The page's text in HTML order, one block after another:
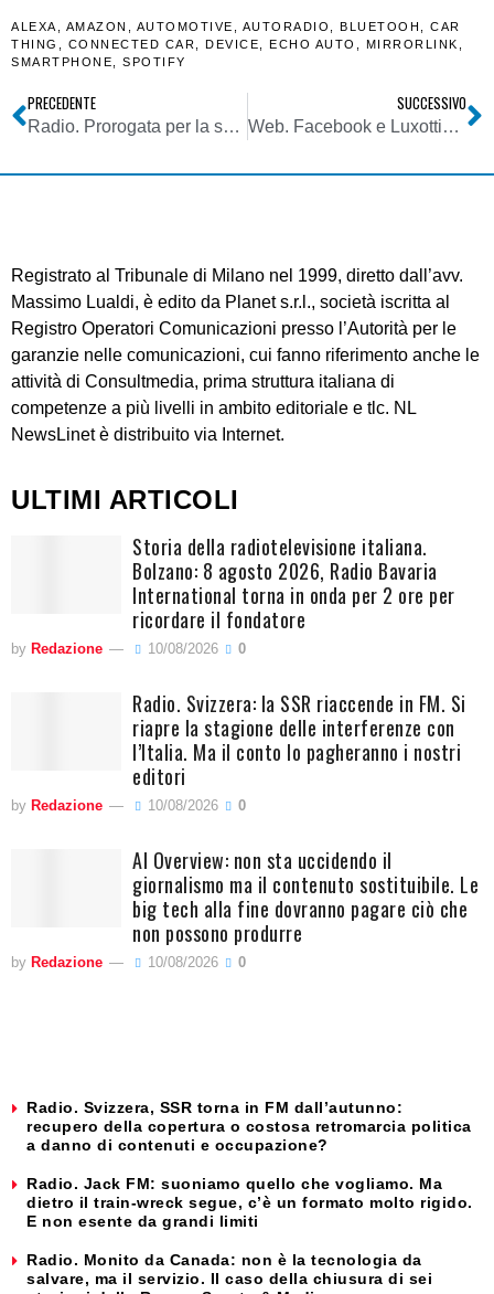
ALEXA AMAZON AUTOMOTIVE AUTORADIO BLUETOOH
CAR
THING
CONNECTED CAR DEVICE ECHO AUTO MIRRORLINK
SMARTPHONE
SPOTIFY
PRECEDENTE
Radio. Prorogata per la seconda volta l’apertura delle offerte per la trasmissione in FM dei lavori parlamentari. Appuntamento al 11/10/2021
SUCCESSIVO
Web. Facebook e Luxottica lanciano i quasi smart glass Ray-Ban Stories. Un primo passo verso la costruzione del Metaverse?
Registrato al Tribunale di Milano nel 1999, diretto dall’avv.
Massimo Lualdi, è edito da Planet s.r.l., società iscritta al
Registro Operatori Comunicazioni presso l’Autorità per le
garanzie nelle comunicazioni, cui fanno riferimento anche le
attività di Consultmedia, prima struttura italiana di
competenze a più livelli in ambito editoriale e tlc. NL
NewsLinet è distribuito via Internet.
ULTIMI ARTICOLI
Storia della radiotelevisione italiana.
Bolzano: 8 agosto 2026, Radio Bavaria
International torna in onda per 2 ore per
ricordare il fondatore
by Redazione 10/08/2026 0
Radio. Svizzera: la SSR riaccende in FM. Si
riapre la stagione delle interferenze con
l’Italia. Ma il conto lo pagheranno i nostri
editori
by Redazione 10/08/2026 0
AI Overview: non sta uccidendo il
giornalismo ma il contenuto sostituibile. Le
big tech alla fine dovranno pagare ciò che
non possono produrre
by Redazione 10/08/2026 0
Radio. Svizzera, SSR torna in FM dall’autunno:
recupero della copertura o costosa retromarcia politica
a danno di contenuti e occupazione?
Radio. Jack FM: suoniamo quello che vogliamo. Ma
dietro il train-wreck segue, c’è un formato molto rigido.
E non esente da grandi limiti
Radio. Monito da Canada: non è la tecnologia da
salvare, ma il servizio. Il caso della chiusura di sei